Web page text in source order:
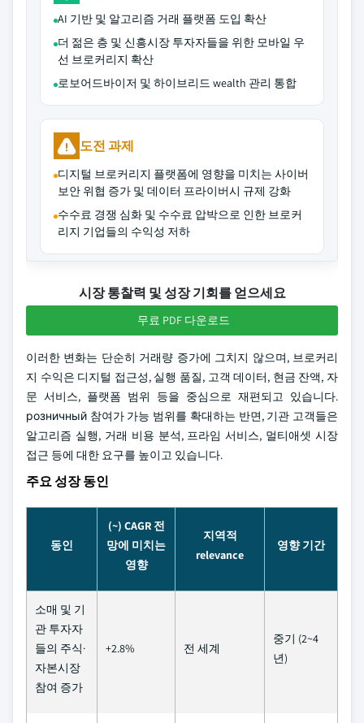
AI 기반 및 알고리즘 거래 플랫폼 도입 확산
더 젊은 층 및 신흥시장 투자자들을 위한 모바일 우
선 브로커리지 확산
로보어드바이저 및 하이브리드 wealth 관리 통합
도전 과제
디지털 브로커리지 플랫폼에 영향을 미치는 사이버
보안 위협 증가 및 데이터 프라이버시 규제 강화
수수료 경쟁 심화 및 수수료 압박으로 인한 브로커
리지 기업들의 수익성 저하
시장 통찰력 및 성장 기회를 얻으세요
무료 PDF 다운로드
이러한 변화는 단순히 거래량 증가에 그치지 않으며, 브로커리
지 수익은 디지털 접근성, 실행 품질, 고객 데이터, 현금 잔액, 자
문 서비스, 플랫폼 범위 등을 중심으로 재편되고 있습니다.
розничный 참여가 가능 범위를 확대하는 반면, 기관 고객들은
알고리즘 실행, 거래 비용 분석, 프라임 서비스, 멀티애셋 시장
접근 등에 대한 요구를 높이고 있습니다.
주요 성장 동인
동인
(~) CAGR 전
망에 미치는
영향
지역적
relevance
영향 기간
소매 및 기
관 투자자
들의 주식·
자본시장
참여 증가
+2.8% 전 세계
중기 (2~4
년)